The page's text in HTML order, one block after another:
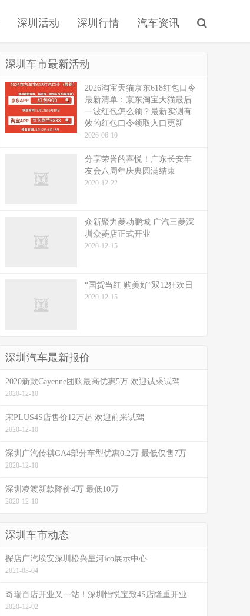
深圳活动 深圳行情 汽车资讯
深圳车市最新活动
2026淘宝天猫京东618红包口令
最新清单：京东淘宝天猫最后
一波红包怎么领？最新实测有
效的红包口令领取入口更新
2026-06-10
分享荣誉的喜悦！广东长安车
友会八周年庆典圆满结束
2020-12-22
众新聚力菱动鹏城 广汽三菱深
圳众菱店正式开业
2020-12-15
“国货当红 购美好”双12狂欢日
2020-12-15
深圳汽车最新报价
2020新款Cayenne团购最高优惠5万 欢迎试乘试驾
2020-12-10
宋PLUS4S店售价12万起 欢迎前来试驾
2020-12-10
深圳广汽传祺GA4部分车型优惠0.2万 最低仅售7万
2020-12-10
深圳凌渡新款降价4万 最低10万
2020-12-10
深圳车市动态
探店广汽埃安深圳松兴星河ico展示中心
2021-03-04
奇瑞百店开业又一站！深圳怡悦宝致4S店隆重开业
2020-12-02